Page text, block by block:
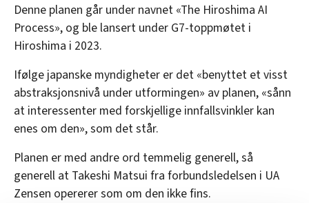
Denne planen går under navnet «The Hiroshima AI
Process», og ble lansert under G7-toppmøtet i
Hiroshima i 2023.
Ifølge japanske myndigheter er det «benyttet et visst
abstraksjonsnivå under utformingen» av planen, «sånn
at interessenter med forskjellige innfallsvinkler kan
enes om den», som det står.
Planen er med andre ord temmelig generell, så
generell at Takeshi Matsui fra forbundsledelsen i UA
Zensen opererer som om den ikke fins.